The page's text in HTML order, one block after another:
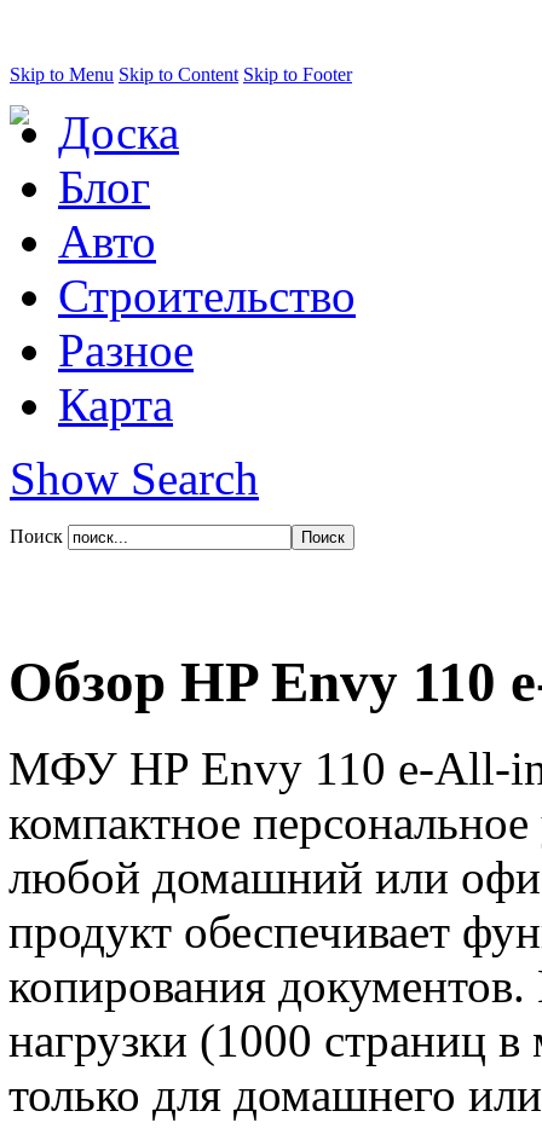
Skip to Menu Skip to Content Skip to Footer
Доска
Блог
Авто
Строительство
Разное
Карта
Show Search
Поиск
Обзор HP Envy 110
МФУ HP Envy 110 e-All-
компактное
любой домашний или
продукт обеспечивает
копирования документов.
нагрузки (1000 страниц
только для домашнего